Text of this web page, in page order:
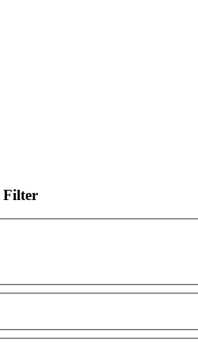
Filter